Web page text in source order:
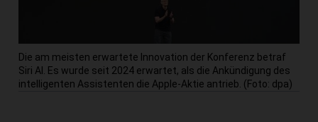
Die am meisten erwartete Innovation der Konferenz betraf
Siri AI. Es wurde seit 2024 erwartet, als die Ankündigung des
intelligenten Assistenten die Apple-Aktie antrieb. (Foto: dpa)